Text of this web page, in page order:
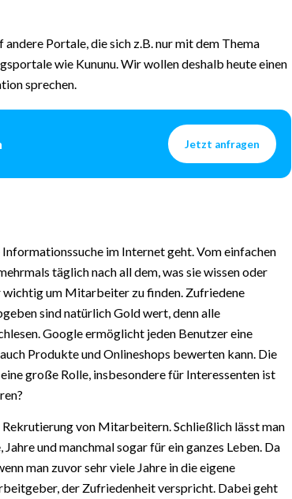
Portale, die sich z.B. nur mit dem Thema
wie Kununu. Wir wollen deshalb heute einen
sprechen.
Jetzt anfragen
im Internet geht. Vom einfachen
täglich nach all dem, was sie wissen oder
wichtig um Mitarbeiter zu finden. Zufriedene
sind natürlich Gold wert, denn alle
Google ermöglicht jeden Benutzer eine
Produkte und Onlineshops bewerten kann. Die
eine große Rolle, insbesondere für Interessenten ist
von Mitarbeitern. Schließlich lässt man
und manchmal sogar für ein ganzes Leben. Da
man zuvor sehr viele Jahre in die eigene
der Zufriedenheit verspricht. Dabei geht